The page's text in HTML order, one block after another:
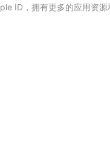
ID，拥有更多的应用资源